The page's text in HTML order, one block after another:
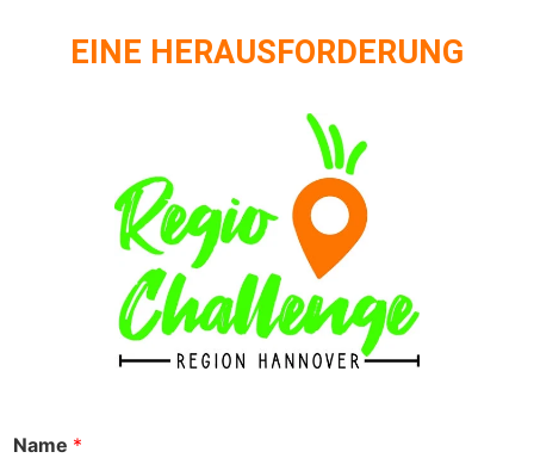
EINE HERAUSFORDERUNG
Name *